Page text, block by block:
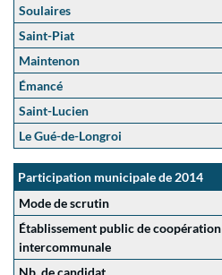
Soulaires
Saint-Piat
Maintenon
Émancé
Saint-Lucien
Le Gué-de-Longroi
Participation municipale de 2014
Mode de scrutin
Établissement public de coopération
intercommunale
Nb. de candidat